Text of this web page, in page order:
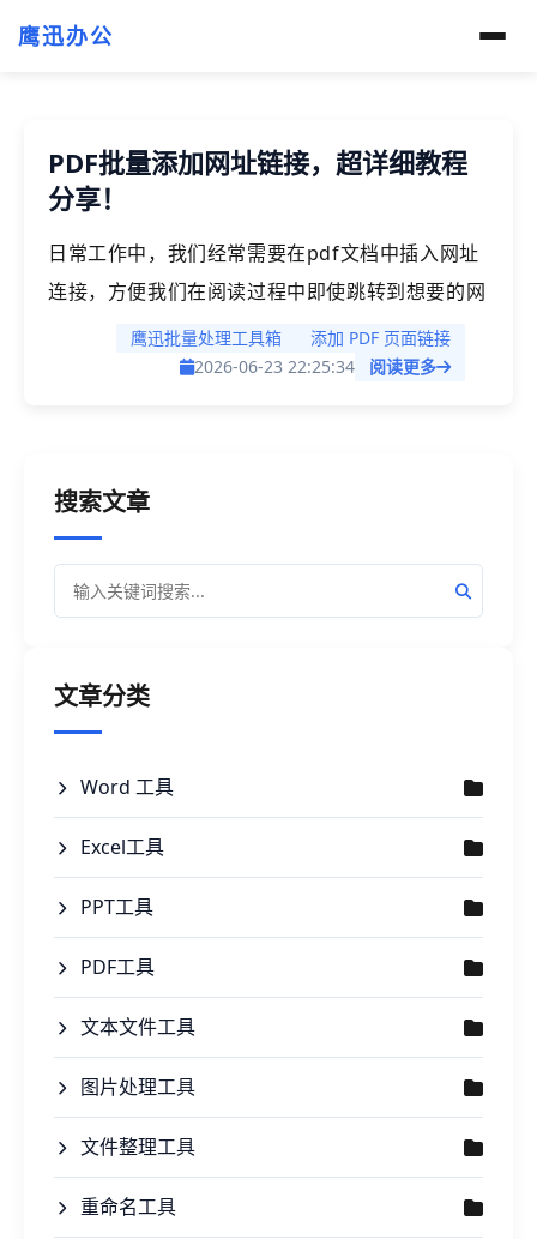
鹰迅办公
PDF批量添加网址链接，超详细教程
分享！
日常工作中，我们经常需要在pdf文档中插入网址
连接，方便我们在阅读过程中即使跳转到想要的网
站，单个链接我们还可以借助很多工具来处理，但
有时可能我们文档每一页都需要添加链接，或者有
讨一下到底什么样的场景我们需要批量添加pdf超
链接，以及如何快速实现这一操作呢？
鹰迅批量处理工具箱
添加 PDF 页面链接
2026-06-23 22:25:34
阅读更多
搜索文章
文章分类
Word 工具
Excel工具
PPT工具
PDF工具
文本文件工具
图片处理工具
文件整理工具
重命名工具